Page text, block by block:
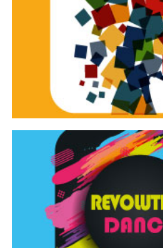
Tracce
Tracce Dinamiche è una
d’innovazione e
Continua
Revolution
Rassegna di danza